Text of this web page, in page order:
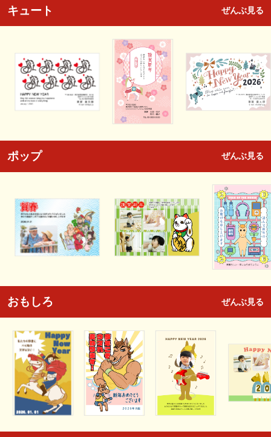
キュート ぜんぶ見る
ポップ ぜんぶ見る
おもしろ ぜんぶ見る